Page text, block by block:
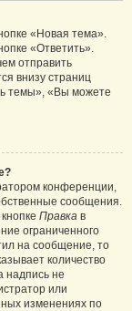
«Новая тема».
«Ответить».
отправить
внизу страниц
темы», «Вы можете
конференции,
сообщения.
Правка в
ограниченного
на сообщение, то
количество
надпись не
или
изменениях по